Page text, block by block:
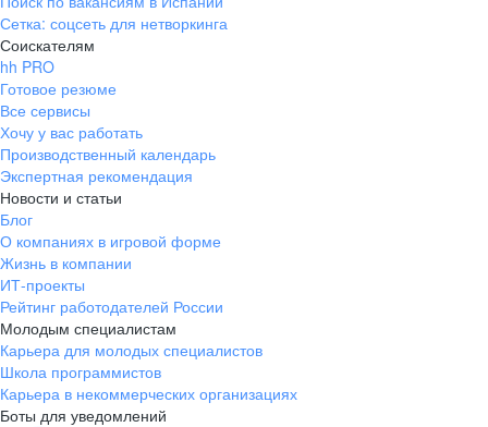
Сетка: соцсеть для нетворкинга
Соискателям
hh PRO
Готовое резюме
Все сервисы
Хочу у вас работать
Производственный календарь
Экспертная рекомендация
Новости и статьи
Блог
О компаниях в игровой форме
Жизнь в компании
ИТ-проекты
Рейтинг работодателей России
Молодым специалистам
Карьера для молодых специалистов
Школа программистов
Карьера в некоммерческих организациях
Боты для уведомлений